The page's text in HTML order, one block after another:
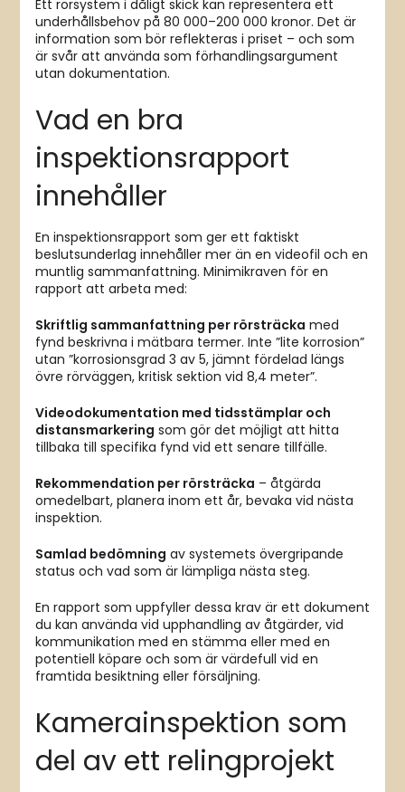
Ett rörsystem i dåligt skick kan representera ett
underhållsbehov på 80 000–200 000 kronor. Det är
information som bör reflekteras i priset – och som
är svår att använda som förhandlingsargument
utan dokumentation.
Vad en bra
inspektionsrapport
innehåller
En inspektionsrapport som ger ett faktiskt
beslutsunderlag innehåller mer än en videofil och en
muntlig sammanfattning. Minimikraven för en
rapport att arbeta med:
Skriftlig sammanfattning per rörsträcka med
fynd beskrivna i mätbara termer. Inte ”lite korrosion”
utan ”korrosionsgrad 3 av 5, jämnt fördelad längs
övre rörväggen, kritisk sektion vid 8,4 meter”.
Videodokumentation med tidsstämplar och
distansmarkering som gör det möjligt att hitta
tillbaka till specifika fynd vid ett senare tillfälle.
Rekommendation per rörsträcka – åtgärda
omedelbart, planera inom ett år, bevaka vid nästa
inspektion.
Samlad bedömning av systemets övergripande
status och vad som är lämpliga nästa steg.
En rapport som uppfyller dessa krav är ett dokument
du kan använda vid upphandling av åtgärder, vid
kommunikation med en stämma eller med en
potentiell köpare och som är värdefull vid en
framtida besiktning eller försäljning.
Kamerainspektion som
del av ett relingprojekt